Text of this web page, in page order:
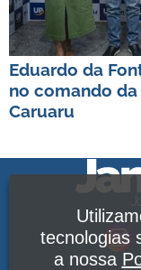
Eduardo da
no comando
Caruaru
tecnologias
a nossa